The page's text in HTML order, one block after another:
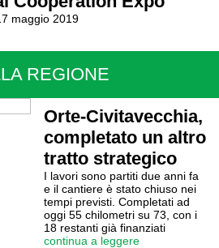
maggio 2019
REGIONE
Orte-Civitavecchia,
completato un altro
tratto strategico
I lavori sono partiti due anni fa
e il cantiere è stato chiuso nei
tempi previsti. Completati ad
oggi 55 chilometri su 73, con i
18 restanti già finanziati
continua a leggere